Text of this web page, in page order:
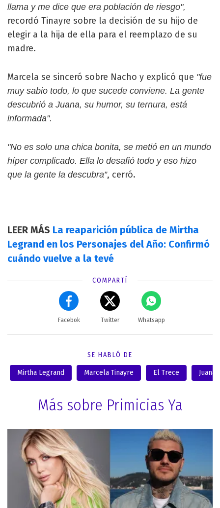
llama y me dice que era población de riesgo",
recordó Tinayre sobre la decisión de su hijo de
elegir a la hija de ella para el reemplazo de su
madre.
Marcela se sinceró sobre Nacho y explicó que "fue
muy sabio todo, lo que sucede conviene. La gente
descubrió a Juana, su humor, su ternura, está
informada".
"No es solo una chica bonita, se metió en un mundo
híper complicado. Ella lo desafió todo y eso hizo
que la gente la descubra”, cerró.
LEER MÁS La reaparición pública de Mirtha
Legrand en los Personajes del Año: Confirmó
cuándo vuelve a la tevé
COMPARTÍ
Facebok Twitter Whatsapp
SE HABLÓ DE
Mirtha Legrand Marcela Tinayre El Trece Juana
Más sobre Primicias Ya